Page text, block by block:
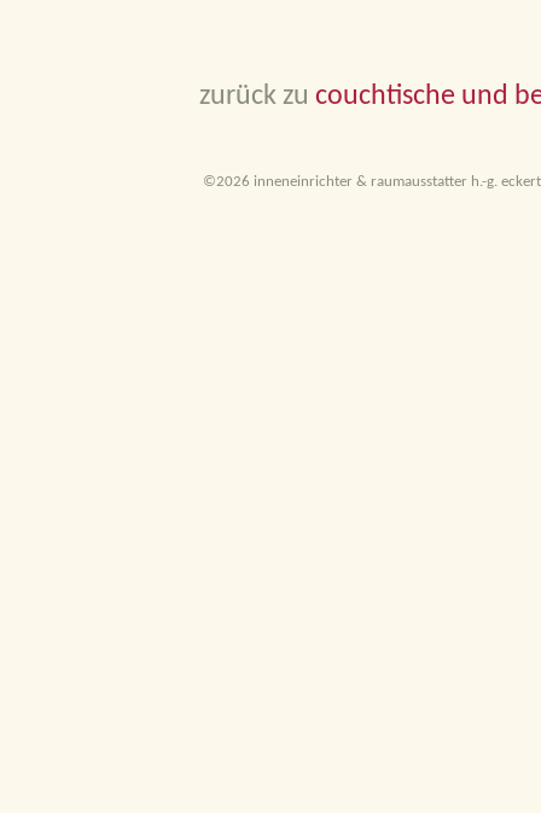
zurück zu couchtische und
©2026 inneneinrichter & raumausstatter h.-g.